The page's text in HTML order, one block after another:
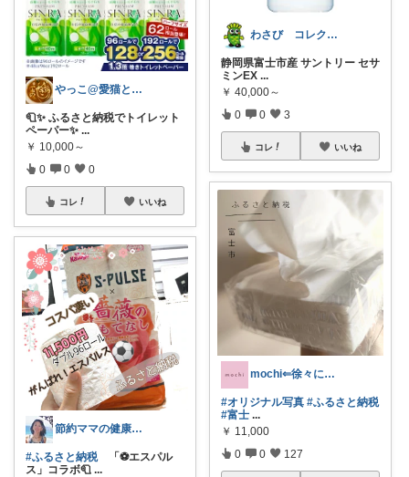
やっこ@愛猫と一緒に幸せな暮らし
🧻✨ ふるさと納税でトイレット
ペーパー✨ ...
￥ 10,000～
0 0 0
コレ いいね
節約ママの健康＆🉐ふるさと納税
#ふるさと納税「⚽️エスパル
ス」コラボ🧻 ...
わさび コレクションもご利用ください
静岡県富士市産 サントリー セサ
ミンEX ...
￥ 40,000～
0 0 3
コレ いいね
mochi⇐徐々に復帰🐦‍🔥
#オリジナル写真 #ふるさと納税
#富士 ...
￥ 11,000
0 0 127